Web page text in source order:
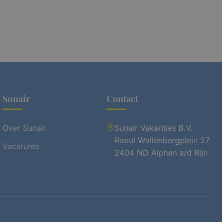
Sunair
Over Sunair
Vacatures
Contact
Sunair Vakanties B.V.
Raoul Wallenbergplein 27
2404 ND Alphen a/d Rijn